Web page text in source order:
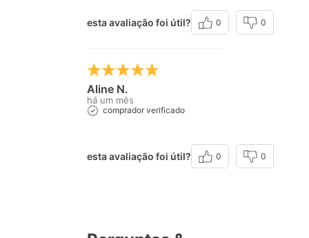
esta avaliação foi útil? 0 0
Aline N.
há um mês
comprador verificado
esta avaliação foi útil? 0 0